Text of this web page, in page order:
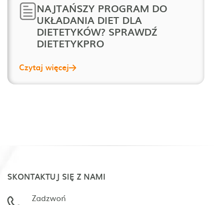
NAJTAŃSZY PROGRAM DO
UKŁADANIA DIET DLA
DIETETYKÓW? SPRAWDŹ
DIETETYKPRO
Czytaj więcej
SKONTAKTUJ SIĘ Z NAMI
Zadzwoń